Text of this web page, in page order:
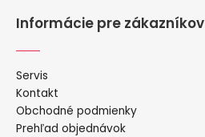
Informácie pre zákazníkov
Servis
Kontakt
Obchodné podmienky
Prehľad objednávok